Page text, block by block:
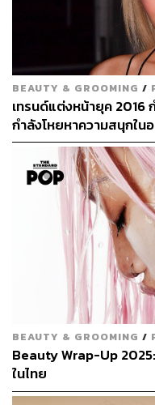
uty
A post
ชีวิตการทำงานที่นิวยอร์
อย่างไรบ้าง
ตอนนั้นก็ค่อนข้างเครียด
ลักษณะงานที่สัมผัสกับผู้ค
อย่างไรดี เพราะตอนนั้น
ลูกค้าประจำที่เป็นดารา
ตรงที่เราก็ไม่ต้องไปท
นิวยอร์กโควิด-19 มันก
ลงไปแล้ว มันก็ไประบา
อยู่นิวยอร์กก็จะเป็นแบรน
Giorgio Armani Beauty
งามอื่นด้วยที่มันไม่ได้คอ
ผ่าน Zoom และมีอีเวนต์
BEAUTY & GROOMING /
เทรนด์แต่งหน้ายุค 2016
กำลังโหยหาความสนุกใน
BEAUTY & GROOMING /
Beauty Wrap-Up
ในไทย